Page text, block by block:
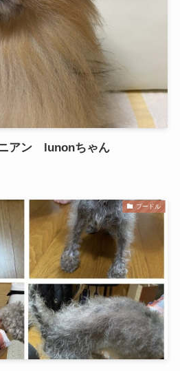
アン lunonちゃん
プードル